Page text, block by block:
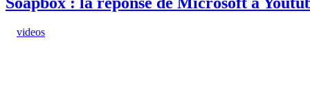
videos